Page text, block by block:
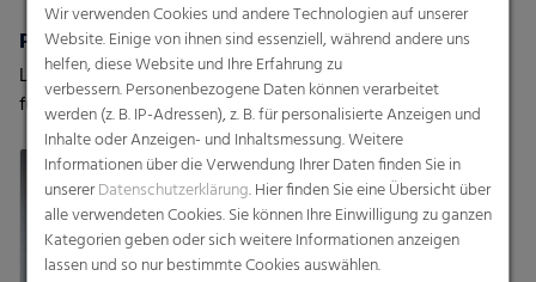
Prägefolien
Leistungsstarke Lösungen
für eine Vielzahl von
Anwendungen
Aptra®
Die leistungsstarke Lösung
für eine Vielzahl von
Anwendungen
Wir verwenden Cookies und andere Technologien auf unserer
Website. Einige von ihnen sind essenziell, während andere uns
helfen, diese Website und Ihre Erfahrung zu
verbessern. Personenbezogene Daten können verarbeitet
werden (z. B. IP-Adressen), z. B. für personalisierte Anzeigen und
Inhalte oder Anzeigen- und Inhaltsmessung. Weitere
Informationen über die Verwendung Ihrer Daten finden Sie in
unsererDatenschutzerklärung. Hier finden Sie eine Übersicht über
alle verwendeten Cookies. Sie können Ihre Einwilligung zu ganzen
Kategorien geben oder sich weitere Informationen anzeigen
lassen und so nur bestimmte Cookies auswählen.